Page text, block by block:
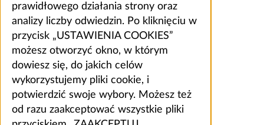
prawidłowego działania strony oraz
analizy liczby odwiedzin. Po kliknięciu w
przycisk „USTAWIENIA COOKIES”
możesz otworzyć okno, w którym
dowiesz się, do jakich celów
wykorzystujemy pliki cookie, i
potwierdzić swoje wybory. Możesz też
od razu zaakceptować wszystkie pliki